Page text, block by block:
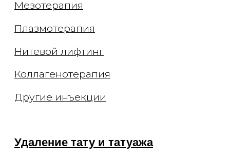
Аппаратные уходы
Брендовые уходы
Моделирование фигуры